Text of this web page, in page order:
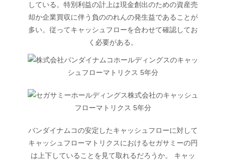
している。特別利益の計上は現金創出のための資産売
却か企業買収に伴う負ののれんの発生益であることが
多い。従ってキャッシュフローを合わせて確認してお
く必要がある。
バンダイナムコの安定したキャッシュフローに対して
キャッシュフローマトリクスにおけるセガサミーの円
は上下していることを見て取れるだろうか。 キャッ